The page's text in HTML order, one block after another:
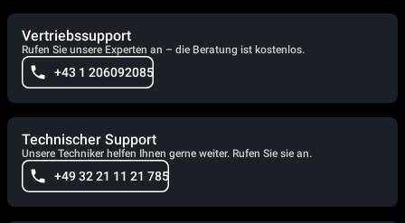
Vertriebssupport
Rufen Sie unsere Experten an – die Beratung ist kostenlos.
+43 1 206092085
Technischer Support
Unsere Techniker helfen Ihnen gerne weiter. Rufen Sie sie an.
+49 32 21 11 21 785